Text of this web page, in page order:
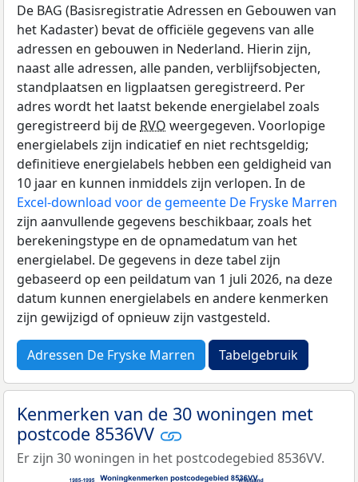
De BAG (Basisregistratie Adressen en Gebouwen van
het Kadaster) bevat de officiële gegevens van alle
adressen en gebouwen in Nederland. Hierin zijn,
naast alle adressen, alle panden, verblijfsobjecten,
standplaatsen en ligplaatsen geregistreerd. Per
adres wordt het laatst bekende energielabel zoals
geregistreerd bij de RVO weergegeven. Voorlopige
energielabels zijn indicatief en niet rechtsgeldig;
definitieve energielabels hebben een geldigheid van
10 jaar en kunnen inmiddels zijn verlopen. In de
Excel-download voor de gemeente De Fryske Marren
zijn aanvullende gegevens beschikbaar, zoals het
berekeningstype en de opnamedatum van het
energielabel. De gegevens in deze tabel zijn
gebaseerd op een peildatum van 1 juli 2026, na deze
datum kunnen energielabels en andere kenmerken
zijn gewijzigd of opnieuw zijn vastgesteld.
Adressen De Fryske Marren Tabelgebruik
Kenmerken van de 30 woningen met
postcode 8536VV
Er zijn 30 woningen in het postcodegebied 8536VV.